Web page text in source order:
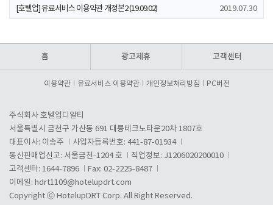
[호텔업] 유료서비스 이용약관 개정본2 (19.09.02) 2019.07.30
홈 광고제휴 고객센터
이용약관 유료서비스 이용약관 개인정보처리방침 PC버전
주식회사 호텔업디알티
서울특별시 금천구 가산동 691 대륭테크노타운20차 1807호
대표이사: 이송주
사업자등록번호: 441-87-01934
통신판매업신고: 서울금천-1204 호
직업정보: J1206020200010
고객센터: 1644-7896
Fax: 02-2225-8487
이메일: hdrt1109@hotelupdrt.com
Copyright ⓒ HotelupDRT Corp. All Right Reserved.